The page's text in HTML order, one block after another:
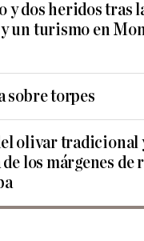
y dos heridos tras
un turismo en
sobre torpes
olivar tradicional
de los márgenes